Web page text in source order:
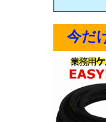
今だ